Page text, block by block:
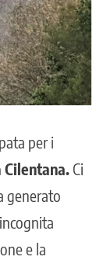
per i
Ci
generato
e la